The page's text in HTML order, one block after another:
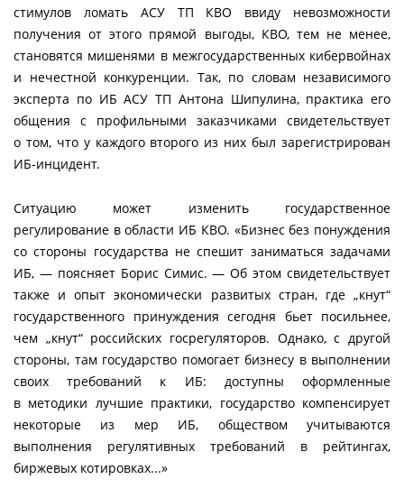
стимулов ломать АСУ ТП КВО ввиду невозможности
получения от этого прямой выгоды, КВО, тем не менее,
становятся мишенями в межгосударственных кибервойнах
и нечестной конкуренции. Так, по словам независимого
эксперта по ИБ АСУ ТП Антона Шипулина, практика его
общения с профильными заказчиками свидетельствует
о том, что у каждого второго из них был зарегистрирован
ИБ-инцидент.
Ситуацию может изменить государственное
регулирование в области ИБ КВО. «Бизнес без понуждения
со стороны государства не спешит заниматься задачами
ИБ, — поясняет Борис Симис. — Об этом свидетельствует
также и опыт экономически развитых стран, где „кнут“
государственного принуждения сегодня бьет посильнее,
чем „кнут“ российских госрегуляторов. Однако, с другой
стороны, там государство помогает бизнесу в выполнении
своих требований к ИБ: доступны оформленные
в методики лучшие практики, государство компенсирует
некоторые из мер ИБ, обществом учитываются
выполнения регулятивных требований в рейтингах,
биржевых котировках...»